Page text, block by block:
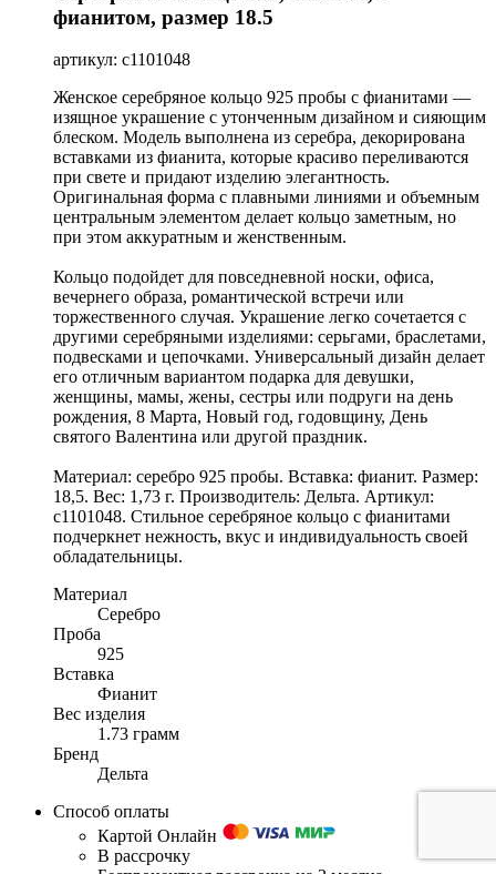
фианитом, размер 18.5
артикул: с1101048
Женское серебряное кольцо 925 пробы с фианитами —
изящное украшение с утонченным дизайном и сияющим
блеском. Модель выполнена из серебра, декорирована
вставками из фианита, которые красиво переливаются
при свете и придают изделию элегантность.
Оригинальная форма с плавными линиями и объемным
центральным элементом делает кольцо заметным, но
при этом аккуратным и женственным.
Кольцо подойдет для повседневной носки, офиса,
вечернего образа, романтической встречи или
торжественного случая. Украшение легко сочетается с
другими серебряными изделиями: серьгами, браслетами,
подвесками и цепочками. Универсальный дизайн делает
его отличным вариантом подарка для девушки,
женщины, мамы, жены, сестры или подруги на день
рождения, 8 Марта, Новый год, годовщину, День
святого Валентина или другой праздник.
Материал: серебро 925 пробы. Вставка: фианит. Размер:
18,5. Вес: 1,73 г. Производитель: Дельта. Артикул:
с1101048. Стильное серебряное кольцо с фианитами
подчеркнет нежность, вкус и индивидуальность своей
обладательницы.
Материал
Серебро
Проба
925
Вставка
Фианит
Вес изделия
1.73 грамм
Бренд
Дельта
Способ оплаты
Картой Онлайн
В рассрочку